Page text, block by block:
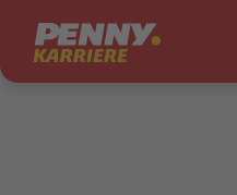
Zum Inhalt springen